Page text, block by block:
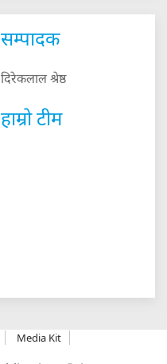
सम्पादक
दिरेकलाल श्रेष्ठ
हाम्रो टीम
Media Kit